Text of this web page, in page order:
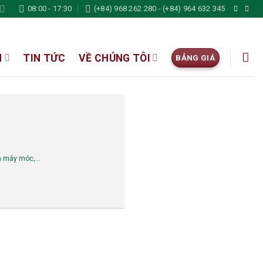
08:00 - 17:30 (+84) 968 262 280 - (+84) 964 632 345
TIN TỨC VỀ CHÚNG TÔI BẢNG GIÁ
máy móc,...